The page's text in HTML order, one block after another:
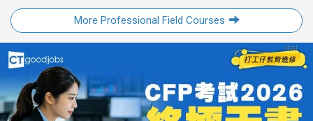
More Professional Field Courses